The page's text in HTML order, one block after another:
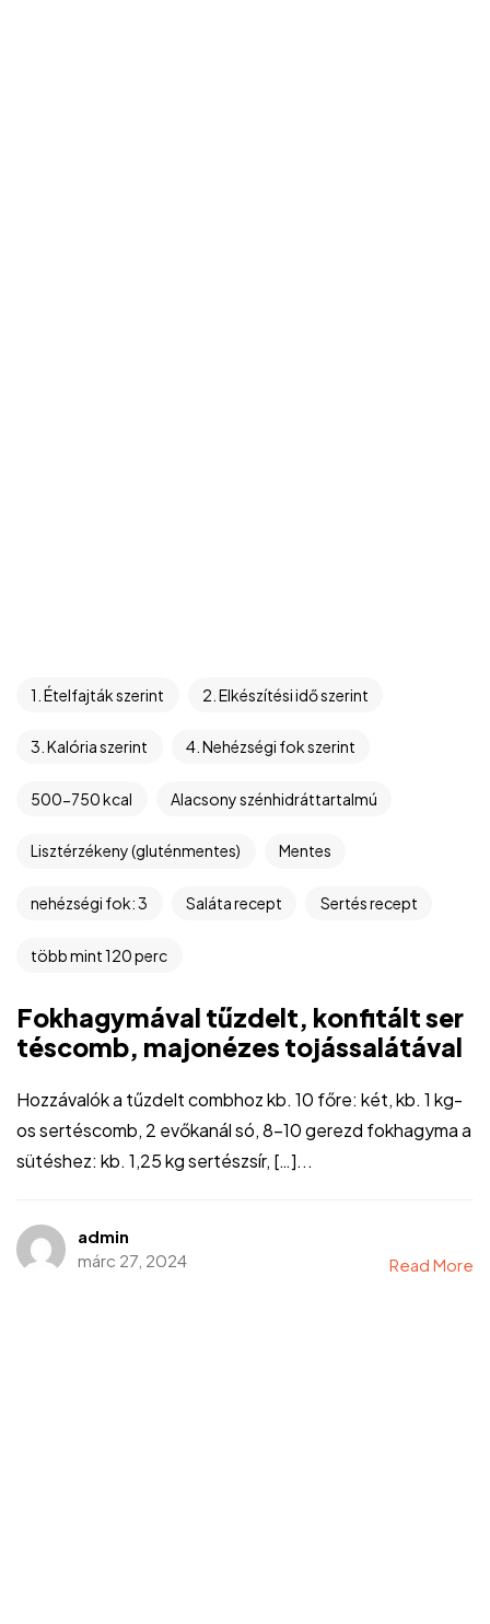
1. Ételfajták szerint 2. Elkészítési idő szerint
3. Kalória szerint 4. Nehézségi fok szerint
500-750 kcal Alacsony szénhidráttartalmú
Lisztérzékeny (gluténmentes) Mentes
nehézségi fok: 3 Saláta recept Sertés recept
több mint 120 perc
Fokhagymával tűzdelt, konfitált ser
téscomb, majonézes tojássalátával
Hozzávalók a tűzdelt combhoz kb. 10 főre: két, kb. 1 kg-
os sertéscomb, 2 evőkanál só, 8-10 gerezd fokhagyma a
sütéshez: kb. 1,25 kg sertészsír, […]...
admin
márc 27, 2024
Read More